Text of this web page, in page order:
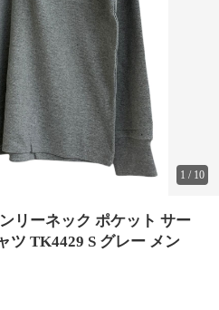
1 / 10
リーネック ポケット サー
ツ TK4429 S グレー メン